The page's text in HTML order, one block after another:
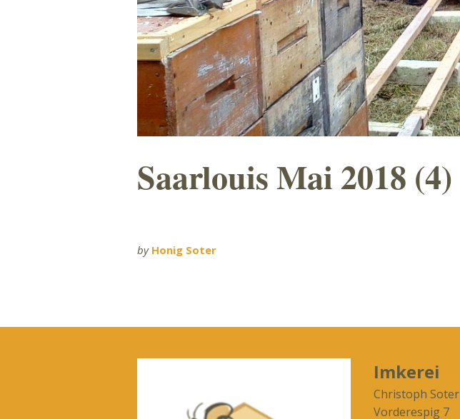
Saarlouis Mai 2018 (4)
by Honig Soter
Imkerei
Christoph Soter
Vorderespig 7